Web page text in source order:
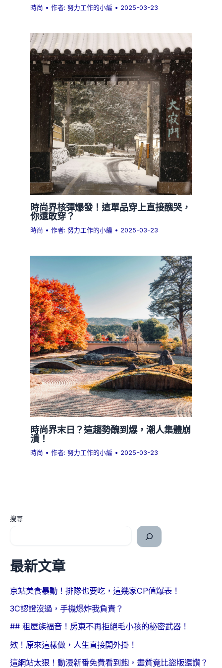
時尚 • 作者:努力工作的小編 • 2025-03-23
時尚界核彈爆發！這單品穿上直接醜哭，
你還敢穿？
時尚 • 作者:努力工作的小編 • 2025-03-23
時尚界末日？這趨勢醜到爆，潮人集體崩
潰！
時尚 • 作者:努力工作的小編 • 2025-03-23
搜尋
最新文章
京站美食暴動！排隊也要吃，這幾家CP值爆表！
3C認證沒過，手機爆炸我負責？
## 租屋族福音！房東不再拒絕毛小孩的秘密武器！
欸！原來這樣做，人生直接開外掛！
這網站太狠！動漫新番免費看到飽，畫質竟比盜版還讚？